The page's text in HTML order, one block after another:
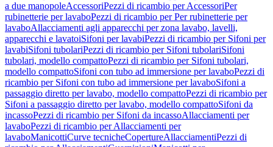
a due manopoleAccessoriPezzi di ricambio per AccessoriPer
rubinetterie per lavaboPezzi di ricambio per Per rubinetterie per
lavaboAllacciamenti agli apparecchi per zona lavabo, lavelli,
apparecchi e lavatoiSifoni per lavabiPezzi di ricambio per Sifoni per
lavabiSifoni tubolariPezzi di ricambio per Sifoni tubolariSifoni
tubolari, modello compattoPezzi di ricambio per Sifoni tubolari,
modello compattoSifoni con tubo ad immersione per lavaboPezzi di
ricambio per Sifoni con tubo ad immersione per lavaboSifoni a
passaggio diretto per lavabo, modello compattoPezzi di ricambio per
Sifoni a passaggio diretto per lavabo, modello compattoSifoni da
incassoPezzi di ricambio per Sifoni da incassoAllacciamenti per
lavaboPezzi di ricambio per Allacciamenti per
lavaboManicottiCurve tecnicheCopertureAllacciamentiPezzi di